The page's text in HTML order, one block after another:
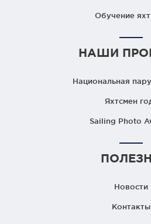
Обучение
НАШИ
Национальная
Яхтсмен
Sailing Photo
Новости
Контакты